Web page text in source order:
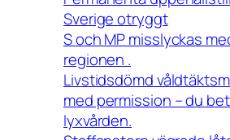
Sverige otryggt
S och MP misslyckas
regionen .
Livstidsdömd
med permission – du
lyxvården.